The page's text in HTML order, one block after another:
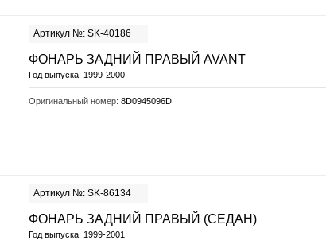
Артикул №: SK-40186
ФОНАРЬ ЗАДНИЙ ПРАВЫЙ AVANT
Год выпуска: 1999-2000
Оригинальный номер: 8D0945096D
Артикул №: SK-86134
ФОНАРЬ ЗАДНИЙ ПРАВЫЙ (СЕДАН)
Год выпуска: 1999-2001